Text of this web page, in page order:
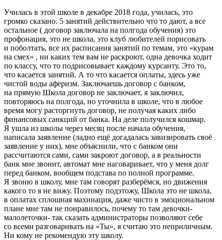
Училась в этой школе в декабре 2018 года, училась, это
громко сказано. 5 занятий действительно что то дают, а все
остальное ( договор заключала на полгода обучения) это
профонация, это не школа, это клуб любителей порисовать
и поболтать, все их расписания занятий по темам, это «курам
на смех» , ни каких тем вам не раскроют, одна девочка ходит
по классу, что то подрисовывает каждому курсанту. Это то,
что касается занятий. А то что касается оплаты, здесь уже
чистой воды аферизм. Заключаешь договор с банком,
на прямую Школа договор не заключает, я заключил,
повторяюсь на полгода, но уточнила в школе, что в любое
время могу расторгнуть договор, не получая каких либо
финансовых санкций от банка. На деле получился кошмар.
Я ушла из школы через месяц после начала обучения,
написала заявление (ладно ещё догадалась завизировать своё
заявление у них), мне объяснили, что с банком они
рассчитаются сами, сами закроют договор, а в реальности
банк мне звонит, автомат мне наговаривает, что у меня долг
перед банком, вообщем подстава по полной программе.
Я звоню в школу, мне там говорят разберёмся, но движения
какого то я не вижу. Поэтому подэтожу, Школа это не школа,
в оплатах сплошная махинация, даже чисто в эмоциональном
плане мне там не понравилось, почему то там девочки-
малолеточки- так сказать администраторы позволяют себе
со всеми разговаривать на «Ты», я считаю это неприличным.
Ни кому не рекомендую эту школу.